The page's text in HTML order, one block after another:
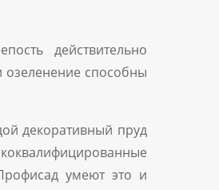
действительно
озеленение способны
декоративный пруд
умеют это и